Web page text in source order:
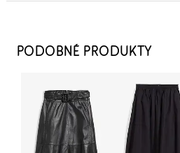
16,99 €
Bunda, krátka
24,99 €
PRIDAŤ DO KOŠÍKA
PODOBNÉ PRODUKTY